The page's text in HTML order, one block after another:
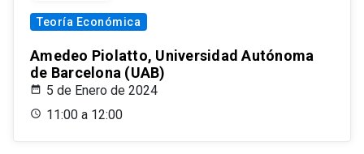
Teoría Económica
Amedeo Piolatto, Universidad Autónoma
de Barcelona (UAB)
5 de Enero de 2024
11:00 a 12:00